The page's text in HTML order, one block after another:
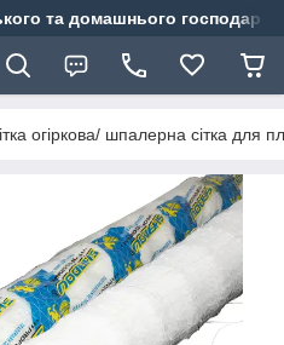
та домашнього
огіркова/ шпалерна сітка для